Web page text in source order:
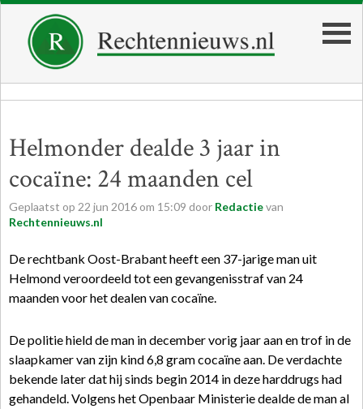
Helmonder dealde 3 jaar in
cocaïne: 24 maanden cel
Geplaatst op 22 jun 2016 om 15:09 door Redactievan
Rechtennieuws.nl
De rechtbank Oost-Brabant heeft een 37-jarige man uit
Helmond veroordeeld tot een gevangenisstraf van 24
maanden voor het dealen van cocaïne.
De politie hield de man in december vorig jaar aan en trof in de
slaapkamer van zijn kind 6,8 gram cocaïne aan. De verdachte
bekende later dat hij sinds begin 2014 in deze harddrugs had
gehandeld. Volgens het Openbaar Ministerie dealde de man al